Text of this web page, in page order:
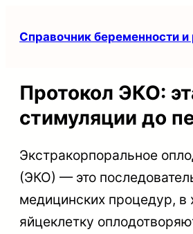
Справочник беременности и
Протокол ЭКО:
стимуляции до
Экстракорпоральное
(ЭКО) — это
медицинских процедур, в
яйцеклетку